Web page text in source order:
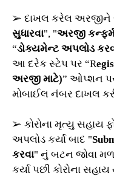
➢ દાખલ કરેલ અરજીને
સુધારવા", "અરજી
“ડોક્યમેન્ટ અપલોડ
આ દરેક સ્ટેપ પર “R
અરજી માટે)” ઓપ્શન
મોબાઈલ નંબર દાખલ
➢ કોરોના મૃત્યુ સહાય
અપલોડ કર્યા બાદ "
કરવા" નું બટન જોવા
કર્યા પછી કોરોના